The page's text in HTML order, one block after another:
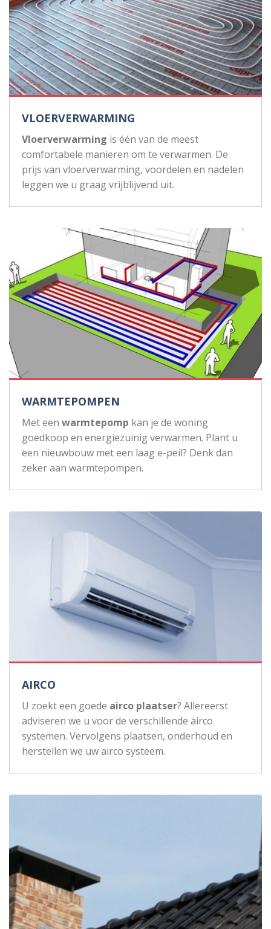
VLOERVERWARMING
Vloerverwarming is één van de meest
comfortabele manieren om te verwarmen. De
prijs van vloerverwarming, voordelen en nadelen
leggen we u graag vrijblijvend uit.
WARMTEPOMPEN
Met een warmtepomp kan je de woning
goedkoop en energiezuinig verwarmen. Plant u
een nieuwbouw met een laag e-peil? Denk dan
zeker aan warmtepompen.
AIRCO
U zoekt een goede airco plaatser? Allereerst
adviseren we u voor de verschillende airco
systemen. Vervolgens plaatsen, onderhoud en
herstellen we uw airco systeem.